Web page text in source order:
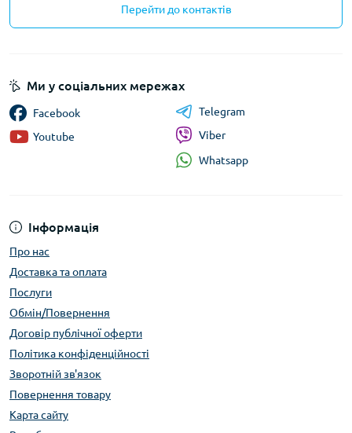
Перейти до контактів
Інформація
Про нас
Доставка та оплата
Послуги
Обмін/Повернення
Договір публічної оферти
Політика конфіденційності
Зворотній зв'язок
Повернення товару
Карта сайту
Ми у соціальних мережах
Facebook
Youtube
Telegram
Viber
Whatsapp